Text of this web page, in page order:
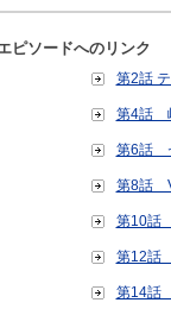
ピソードへのリンク
第2話
第4話
第6話
第8話
第10話
第12話
第14話